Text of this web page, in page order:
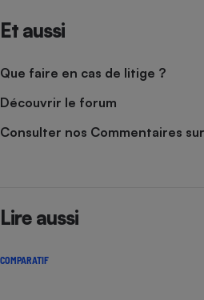
Et aussi
Que faire en cas de litige ?
Découvrir le forum
Consulter nos Commentaires
Lire aussi
COMPARATIF